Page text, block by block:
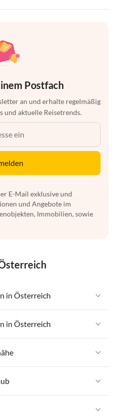
Postfach
an und erhalte regelmäßig
und aktuelle Reisetrends.
E-Mail exklusive und
und Angebote im
Immobilien, sowie
in Österreich
in Österreich
Kärnten